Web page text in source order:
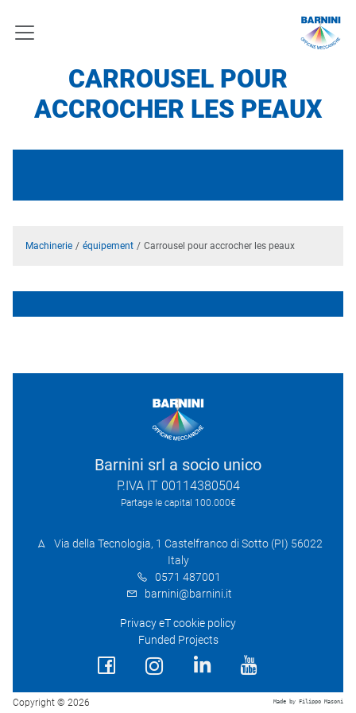
CARROUSEL POUR
ACCROCHER LES PEAUX
Machinerie équipement Carrousel pour accrocher les peaux
Barnini srl a socio unico
P.IVA IT 00114380504
Partage le capital 100.000€
Via della Tecnologia, 1 Castelfranco di Sotto (PI) 56022
Italy
0571 487001
barnini@barnini.it
Privacy eT cookie policy
Funded Projects
Copyright © 2026 Made by Filippo Masoni